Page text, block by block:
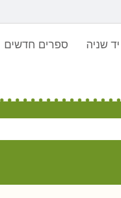
שניה ספרים חדשים